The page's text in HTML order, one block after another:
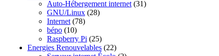
Auto-Hébergement internet (31)
GNU/Linux (28)
Internet (78)
bépo (10)
Raspberry Pi (25)
Energies Renouvelables (22)